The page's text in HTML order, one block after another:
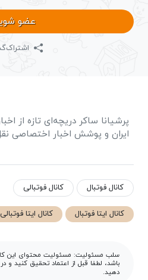
عضو
پرشیانا ساکر دریچه‌ای تازه از
ایران و پوشش اخبار اختصاصی
کانال فوتبال کانال فوتبالی
کانال ایتا فوتبال کانال ایتا فوتبالی
سلب مسئولیت: مسئولیت محتوای این
باشد، لطفا قبل از اعتماد تحقیق کنید
دهید.